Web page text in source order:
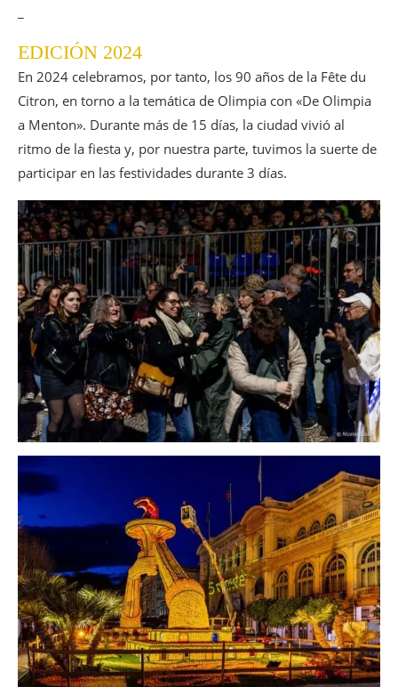
EDICIÓN 2024
En 2024 celebramos, por tanto, los 90 años de la Fête du
Citron, en torno a la temática de Olimpia con «De Olimpia
a Menton». Durante más de 15 días, la ciudad vivió al
ritmo de la fiesta y, por nuestra parte, tuvimos la suerte de
participar en las festividades durante 3 días.